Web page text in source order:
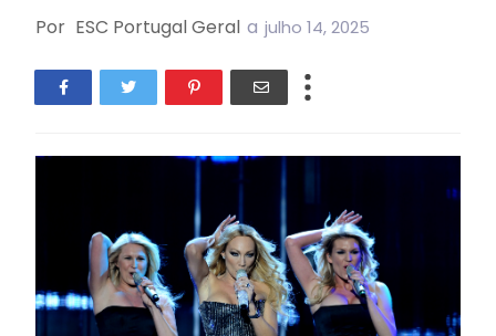
Por ESC Portugal Geral a julho 14, 2025